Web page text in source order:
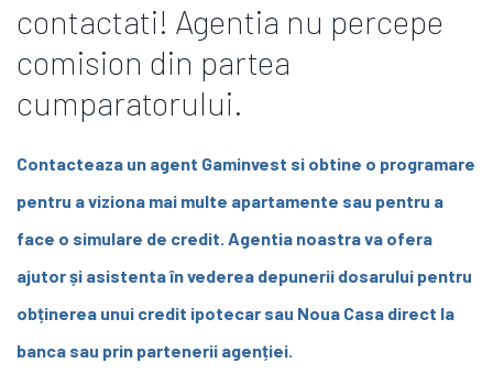
contactati! Agentia nu percepe
comision din partea
cumparatorului.
Contacteaza un agent Gaminvest si obtine o programare
pentru a viziona mai multe apartamente sau pentru a
face o simulare de credit. Agentia noastra va ofera
ajutor și asistenta în vederea depunerii dosarului pentru
obținerea unui credit ipotecar sau Noua Casa direct la
banca sau prin partenerii agenției.